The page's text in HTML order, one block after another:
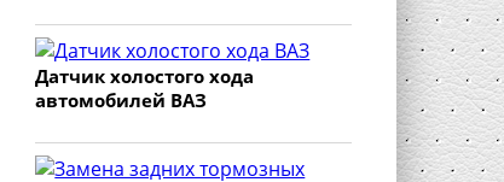
Датчик холостого хода
автомобилей ВАЗ